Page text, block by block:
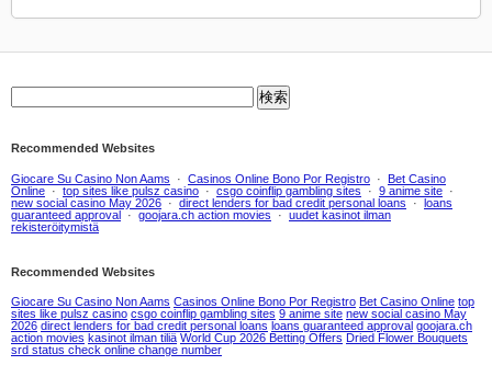
Recommended Websites
Giocare Su Casino Non Aams · Casinos Online Bono Por Registro · Bet Casino
Online · top sites like pulsz casino · csgo coinflip gambling sites · 9 anime site ·
new social casino May 2026 · direct lenders for bad credit personal loans · loans
guaranteed approval · goojara.ch action movies · uudet kasinot ilman
rekisteröitymistä
Recommended Websites
Giocare Su Casino Non Aams Casinos Online Bono Por Registro Bet Casino Online top
sites like pulsz casino csgo coinflip gambling sites 9 anime site new social casino May
2026 direct lenders for bad credit personal loans loans guaranteed approval goojara.ch
action movies kasinot ilman tiliä World Cup 2026 Betting Offers Dried Flower Bouquets
srd status check online change number